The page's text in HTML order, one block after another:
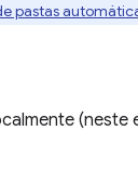
pastas
(neste